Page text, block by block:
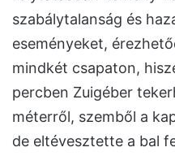
szabálytalanság és
eseményeket,
mindkét csapaton,
percben Zuigéber
méterről, szemből a
de eltévesztette a bal